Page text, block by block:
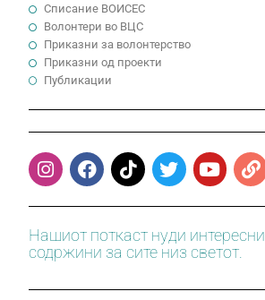
Cписание ВОИСЕС
Волонтери во ВЦС
Приказни за волонтерство
Приказни од проекти
Публикации
Нашиот поткаст нуди интересни
содржини за сите низ светот.